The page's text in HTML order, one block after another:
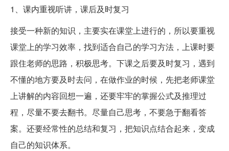
1、课内重视听讲，课后及时复习
接受一种新的知识，主要实在课堂上进行的，所以要重视
课堂上的学习效率，找到适合自己的学习方法，上课时要
跟住老师的思路，积极思考。下课之后要及时复习，遇到
不懂的地方要及时去问，在做作业的时候，先把老师课堂
上讲解的内容回想一遍，还要牢牢的掌握公式及推理过
程，尽量不要去翻书。尽量自己思考，不要急于翻看答
案。还要经常性的总结和复习，把知识点结合起来，变成
自己的知识体系。